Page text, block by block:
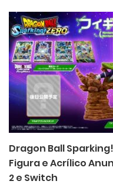
Dragon Ball
Figura e Acrílico
2 e Switch